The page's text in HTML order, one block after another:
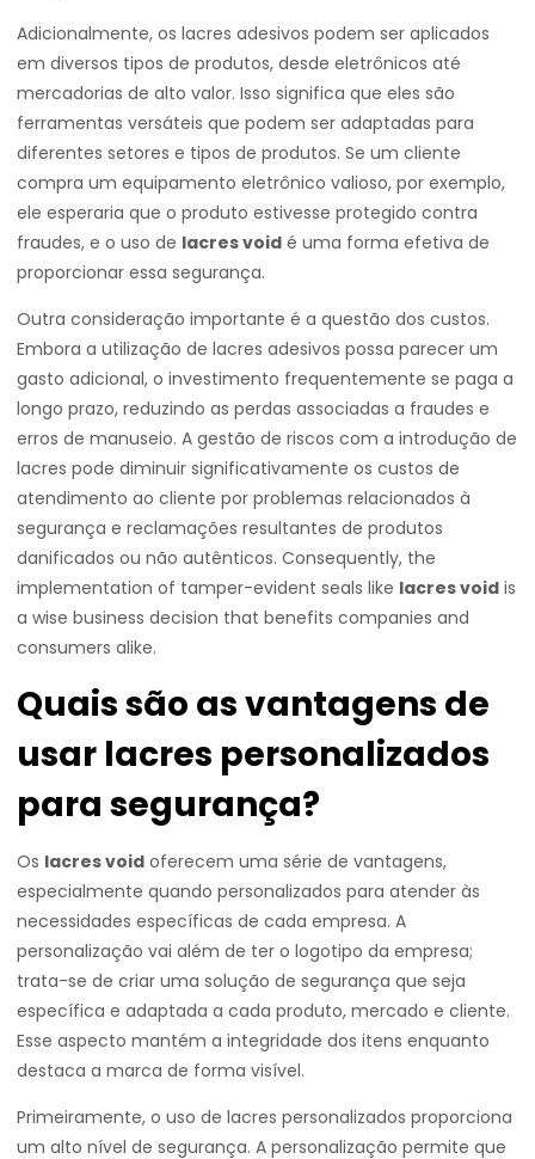
Adicionalmente, os lacres adesivos podem ser aplicados
em diversos tipos de produtos, desde eletrônicos até
mercadorias de alto valor. Isso significa que eles são
ferramentas versáteis que podem ser adaptadas para
diferentes setores e tipos de produtos. Se um cliente
compra um equipamento eletrônico valioso, por exemplo,
ele esperaria que o produto estivesse protegido contra
fraudes, e o uso de lacres void é uma forma efetiva de
proporcionar essa segurança.
Outra consideração importante é a questão dos custos.
Embora a utilização de lacres adesivos possa parecer um
gasto adicional, o investimento frequentemente se paga a
longo prazo, reduzindo as perdas associadas a fraudes e
erros de manuseio. A gestão de riscos com a introdução de
lacres pode diminuir significativamente os custos de
atendimento ao cliente por problemas relacionados à
segurança e reclamações resultantes de produtos
danificados ou não autênticos. Consequently, the
implementation of tamper-evident seals like lacres void is
a wise business decision that benefits companies and
consumers alike.
Quais são as vantagens de
usar lacres personalizados
para segurança?
Os lacres void oferecem uma série de vantagens,
especialmente quando personalizados para atender às
necessidades específicas de cada empresa. A
personalização vai além de ter o logotipo da empresa;
trata-se de criar uma solução de segurança que seja
específica e adaptada a cada produto, mercado e cliente.
Esse aspecto mantém a integridade dos itens enquanto
destaca a marca de forma visível.
Primeiramente, o uso de lacres personalizados proporciona
um alto nível de segurança. A personalização permite que